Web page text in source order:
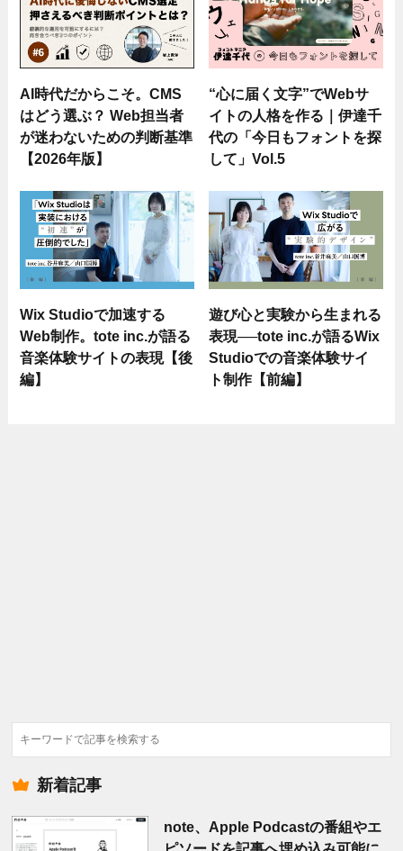
AI時代だからこそ。CMS
はどう選ぶ？ Web担当者
が迷わないための判断基準
【2026年版】
“心に届く文字”でWebサ
イトの人格を作る｜伊達千
代の「今日もフォントを探
して」Vol.5
Wix Studioで加速する
Web制作。tote inc.が語る
音楽体験サイトの表現【後
編】
遊び心と実験から生まれる
表現──tote inc.が語るWix
Studioでの音楽体験サイ
ト制作【前編】
検
索
新着記事
note、Apple Podcastの番組やエ